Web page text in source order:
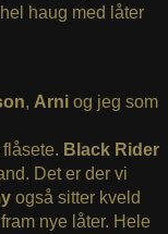
haug med låter
, Arni og jeg som
Black Rider
Det er der vi
også sitter kveld
nye låter. Hele